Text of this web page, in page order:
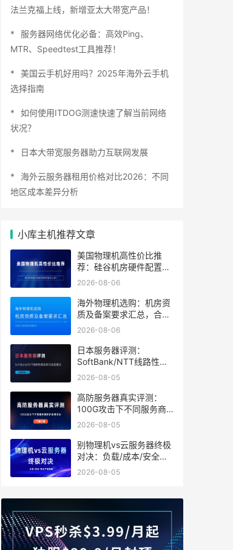
法兰克福上线，新增亚太大带宽产品！
服务器网络优化必备：高效Ping、
MTR、Speedtest工具推荐！
美国云手机好用吗？2025年海外云手机
选择指南
如何使用ITDOG测速快速了解当前网络
状况？
日本大带宽服务器助力互联网发展
海外云服务器租用价格对比2026：不同
地区成本差异分析
小库主机推荐文章
美国物理机高性价比推
荐：硅谷机房硬件配置及
带宽方案怎么选？
2026-08-06
海外物理机选购：机房资
质及备案要求汇总，合规
与性能如何兼得？
2026-08-06
日本服务器评测：
SoftBank/NTT线路性能
实测与选型建议
2026-08-05
高防服务器真实评测：
100G攻击下不同服务商
防护效果对比
2026-08-05
别物理机vs云服务器终极
对决：负载/成本/安全三
维拆解，选型就看这一篇
2026-08-05